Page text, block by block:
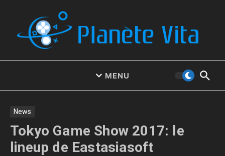
MENU
News
Tokyo Game Show 2017: le
lineup de Eastasiasoft